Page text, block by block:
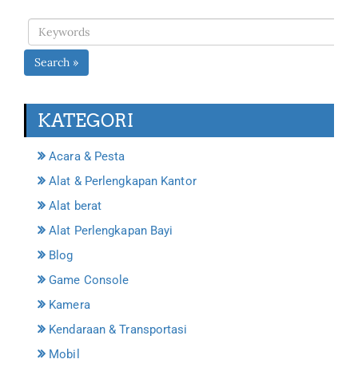
Search »
KATEGORI
Acara & Pesta
Alat & Perlengkapan Kantor
Alat berat
Alat Perlengkapan Bayi
Blog
Game Console
Kamera
Kendaraan & Transportasi
Mobil